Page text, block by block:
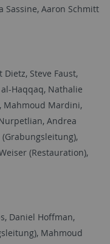
Sassine, Aaron Schmitt
Steve Faust,
Haqqaq, Nathalie
Mahmoud Mardini,
Andrea
(Restauration),
Daniel Hoffman,
Mahmoud